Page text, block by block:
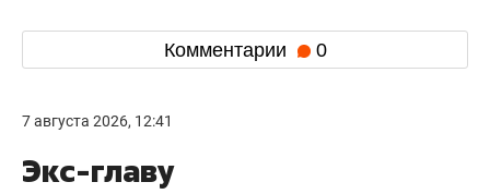
Комментарии 0
7 августа 2026, 12:41
Экс-главу